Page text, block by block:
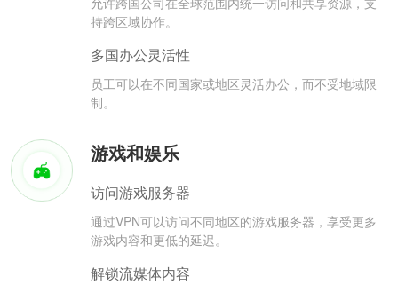
持跨区域协作。
多国办公灵活性
员工可以在不同国家或地区灵活办公，而不受地域限
制。
游戏和娱乐
访问游戏服务器
通过VPN可以访问不同地区的游戏服务器，享受更多
游戏内容和更低的延迟。
解锁流媒体内容